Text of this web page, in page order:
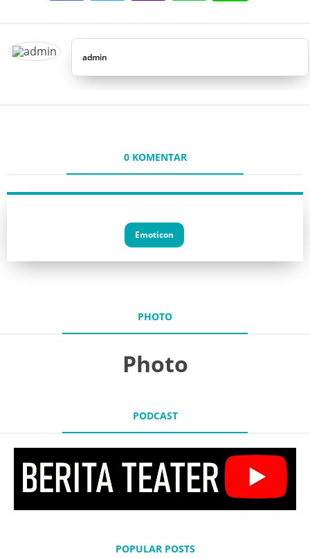
admin
0 KOMENTAR
Emoticon
PHOTO
Photo
PODCAST
POPULAR POSTS